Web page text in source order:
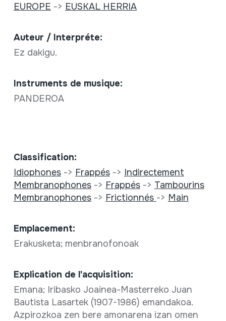
EUROPE -> EUSKAL HERRIA
Auteur / Interpréte:
Ez dakigu.
Instruments de musique:
PANDEROA
Classification:
Idiophones-> Frappés-> Indirectement
Membranophones-> Frappés-> Tambourins
Membranophones-> Frictionnés -> Main
Emplacement:
Erakusketa; menbranofonoak
Explication de l'acquisition:
Emana; Iribasko Joainea-Masterreko Juan
Bautista Lasartek (1907-1986) emandakoa.
Azpirozkoa zen bere amonarena izan omen